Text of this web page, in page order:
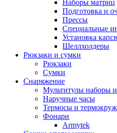
Наборы матриц
Подготовка и
Прессы
Специальные
Установка
Шеллхолдеры
Рюкзаки и сумки
Рюкзаки
Сумки
Снаряжение
Мультитулы наборы
Наручные часы
Термосы и
Фонари
Armytek